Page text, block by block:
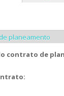
planeamento
contrato de